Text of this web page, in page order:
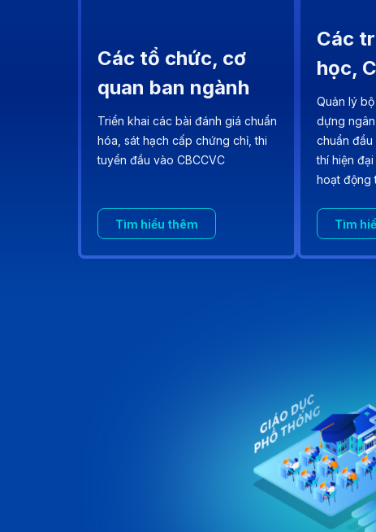
Các tổ chức, cơ
quan ban ngành
Triển khai các bài đánh giá chuẩn
hóa, sát hạch cấp chứng chỉ, thi
tuyển đầu vào CBCCVC
Tìm hiểu thêm
Các
học,
Quản lý
dựng
chuẩn
thí hiện
hoạt động
Tìm